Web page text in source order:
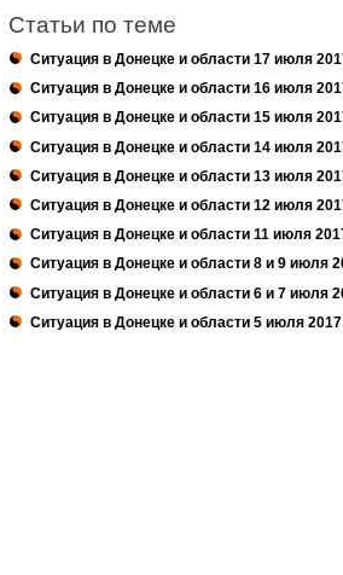
Статьи по теме
Ситуация в Донецке и области 17 июля
Ситуация в Донецке и области 16 июля
Ситуация в Донецке и области 15 июля
Ситуация в Донецке и области 14 июля
Ситуация в Донецке и области 13 июля
Ситуация в Донецке и области 12 июля
Ситуация в Донецке и области 11 июля
Ситуация в Донецке и области 8 и 9 июля
Ситуация в Донецке и области 6 и 7 июля
Ситуация в Донецке и области 5 июля 2017